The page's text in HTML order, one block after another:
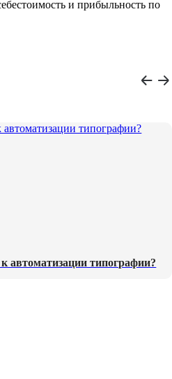
и прибыльность по
автоматизации типографии?